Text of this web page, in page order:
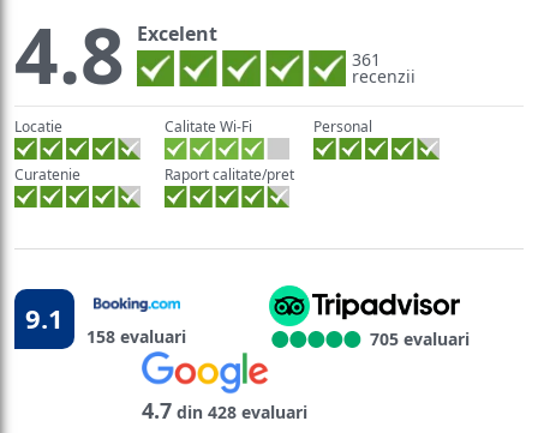
4.8 Excelent
361
recenzii
Locatie Calitate Wi-Fi Personal
Curatenie Raport calitate/pret
9.1 158 evaluari 705 evaluari
4.7 din 428 evaluari